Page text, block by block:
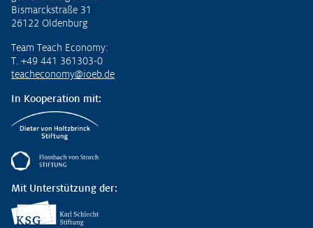
Bismarckstraße 31
26122 Oldenburg
Team Teach Economy:
T. +49 441 361303-0
teacheconomy@ioeb.de
In Kooperation mit:
Mit Unterstützung der: